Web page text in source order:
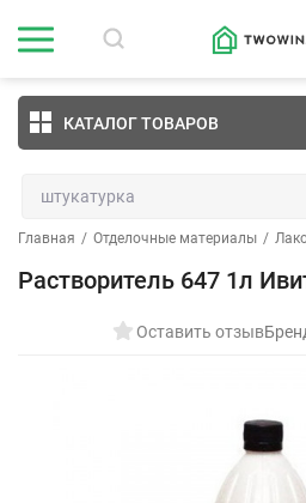
КАТАЛОГ ТОВАРОВ
Главная / Отделочные материалы /
Растворитель 647 1л
Оставить отзыв